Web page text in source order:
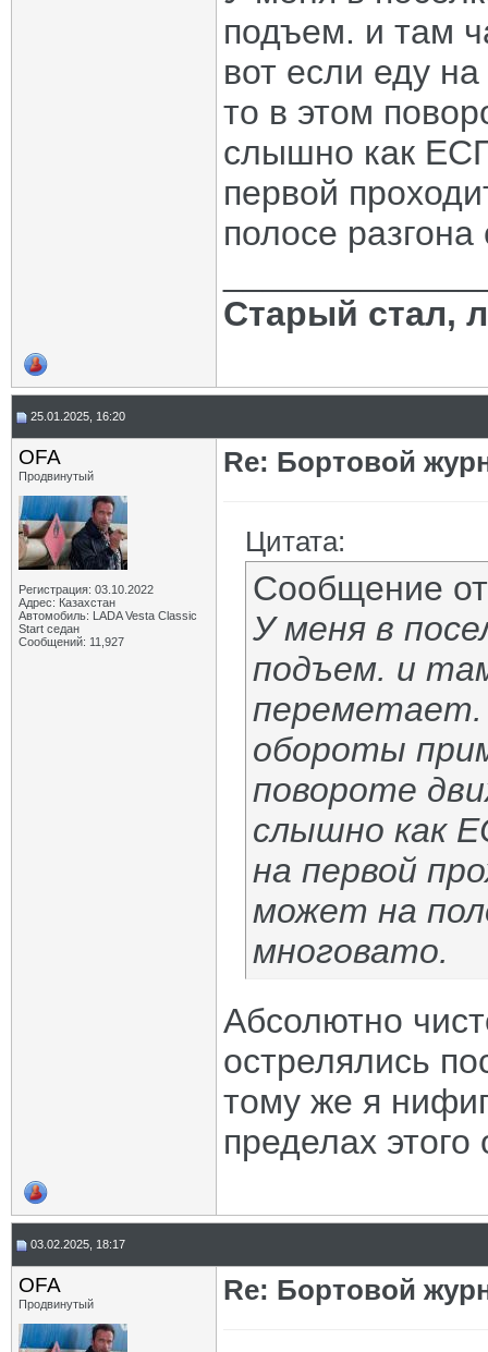
подъем. и там
вот если еду
то в этом
слышно как
первой
полосе
Старый стал,
25.01.2025, 16:20
OFA
Продвинутый
Регистрация: 03.10.2022
Адрес: Казахстан
Автомобиль: LADA Vesta Classic
Start седан
Сообщений: 11,927
Re: Бортовой
Цитата:
Сообщение
У меня в
подъем. и
переметает.
обороты
повороте
слышно как
на первой
может на
многовато.
Абсолютно
острелялись
тому же я
пределах этого
03.02.2025, 18:17
OFA
Продвинутый Re: Бортовой